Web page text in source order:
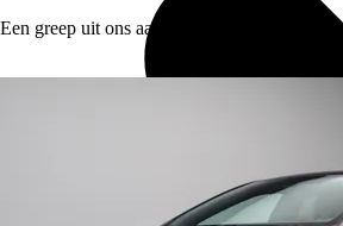
Een greep uit ons aanbod